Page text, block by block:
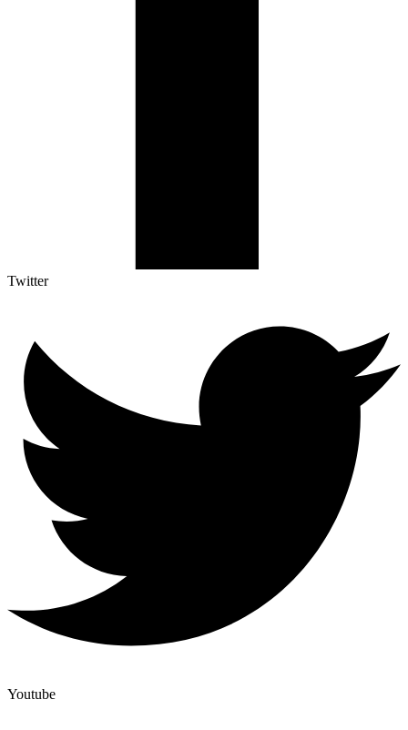
Twitter
Youtube